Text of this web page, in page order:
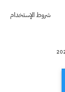
شروط الإستخدام